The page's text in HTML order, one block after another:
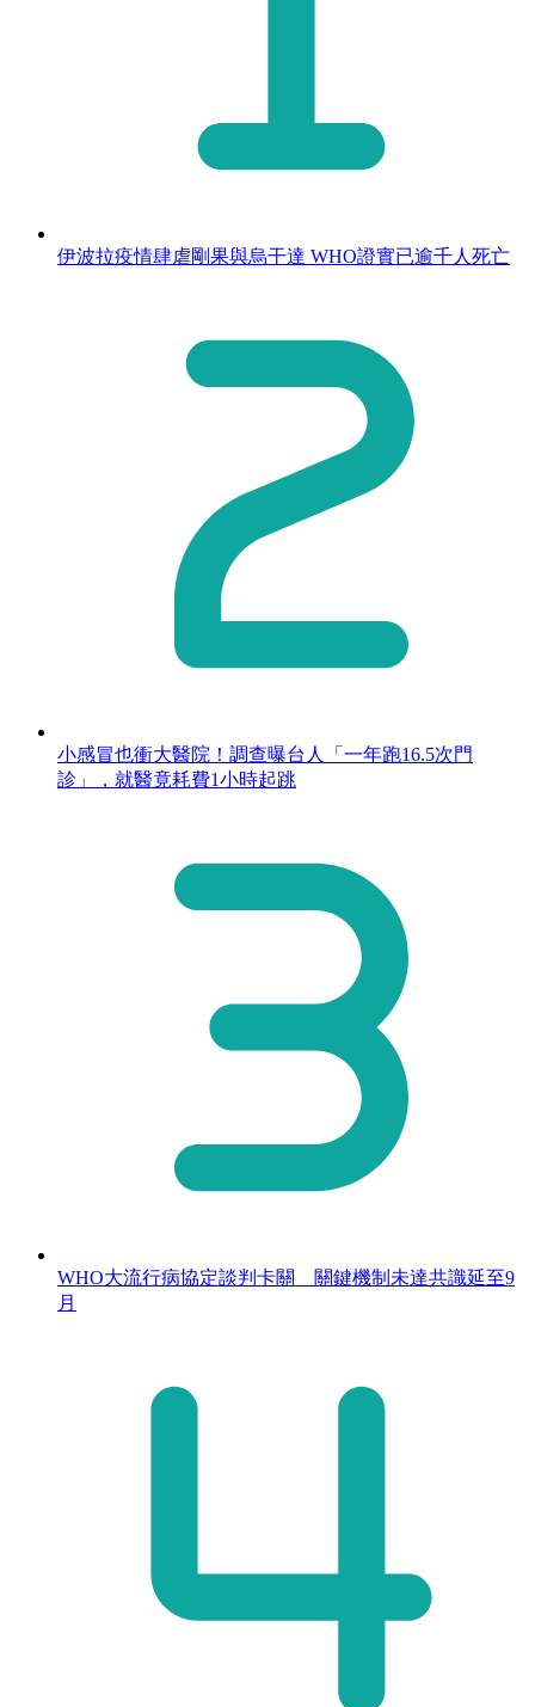
伊波拉疫情肆虐剛果與烏干達 WHO證實已逾千人死亡
小感冒也衝大醫院！調查曝台人「一年跑16.5次門
診」，就醫竟耗費1小時起跳
WHO大流行病協定談判卡關 關鍵機制未達共識延至9
月